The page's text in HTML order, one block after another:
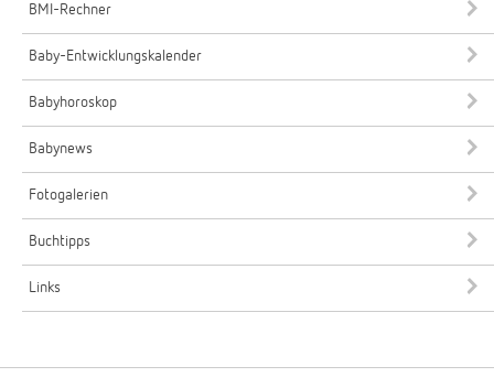
BMI-Rechner
Baby-Entwicklungskalender
Babyhoroskop
Babynews
Fotogalerien
Buchtipps
Links